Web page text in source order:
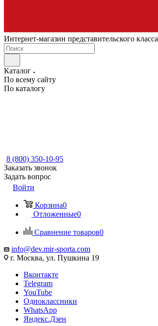
Интернет-магазин представительского класса
Каталог
По всему сайту
По каталогу
8 (800) 350-10-95
Заказать звонок
Задать вопрос
Войти
Корзина0
Отложенные0
Сравнение товаров0
info@dev.mir-sporta.com
г. Москва, ул. Пушкина 19
Вконтакте
Telegram
YouTube
Одноклассники
WhatsApp
Яндекс.Дзен